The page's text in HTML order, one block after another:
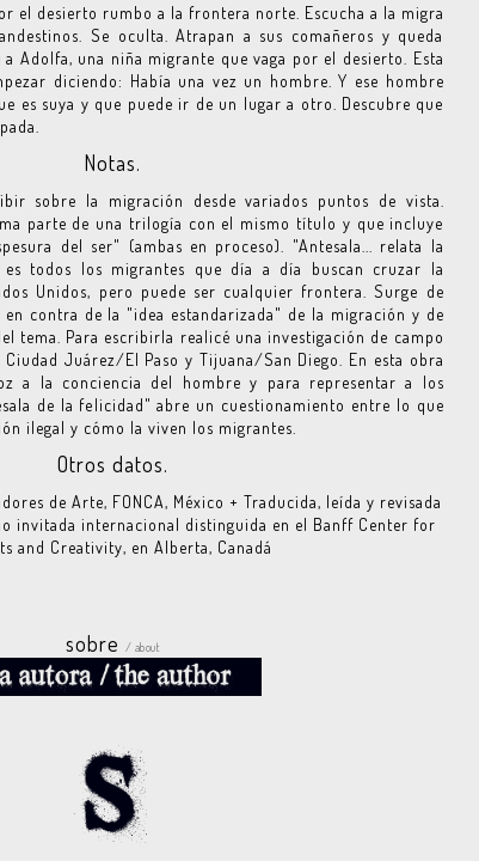
el desierto rumbo a la frontera norte. Escucha a la migra
Se oculta. Atrapan a sus comañeros y queda
a Adolfa, una niña migrante que vaga por el desierto. Esta
diciendo: Había una vez un hombre. Y ese hombre
es suya y que puede ir de un lugar a otro. Descubre que
Notas.
sobre la migración desde variados puntos de vista.
parte de una trilogía con el mismo título y que incluye
del ser" (ambas en proceso). "Antesala... relata la
todos los migrantes que día a día buscan cruzar la
Unidos, pero puede ser cualquier frontera. Surge de
contra de la "idea estandarizada" de la migración y de
tema. Para escribirla realicé una investigación de campo
Juárez/El Paso y Tijuana/San Diego. En esta obra
a la conciencia del hombre y para representar a los
de la felicidad" abre un cuestionamiento entre lo que
ilegal y cómo la viven los migrantes.
Otros datos.
de Arte, FONCA, México + Traducida, leída y revisada
invitada internacional distinguida en el Banff Center for
and Creativity, en Alberta, Canadá
sobre / about